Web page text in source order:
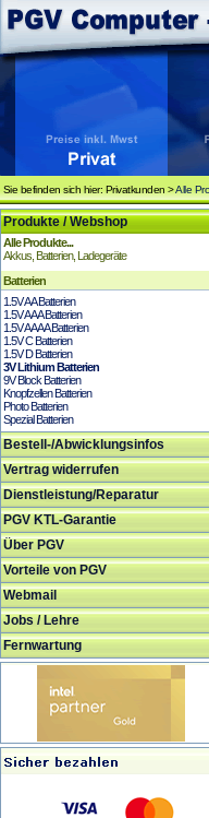
Sie befinden sich hier: Privatkunden >Alle
Produkte / Webshop
Alle Produkte...
Akkus, Batterien, Ladegeräte
Batterien
1.5V AA Batterien
1.5V AAA Batterien
1.5V AAAA Batterien
1.5V C Batterien
1.5V D Batterien
3V Lithium Batterien
9V Block Batterien
Knopfzellen Batterien
Photo Batterien
Spezial Batterien
Bestell-/Abwicklungsinfos
Vertrag widerrufen
Dienstleistung/Reparatur
PGV KTL-Garantie
Über PGV
Vorteile von PGV
Webmail
Jobs / Lehre
Fernwartung